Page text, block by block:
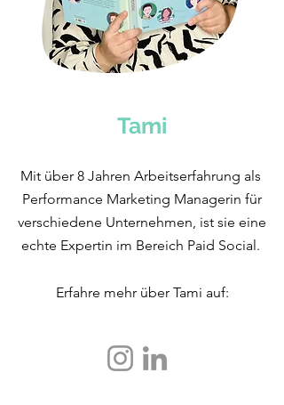
Tami
Mit über 8 Jahren Arbeitserfahrung als
Performance Marketing Managerin für
verschiedene Unternehmen, ist sie eine
echte Expertin im Bereich Paid Social.
Erfahre mehr über Tami auf: